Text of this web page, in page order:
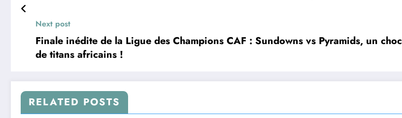
Next post
Finale inédite de la Ligue des Champions CAF : Sundowns vs Pyramids, un choc
de titans africains !
RELATED POSTS